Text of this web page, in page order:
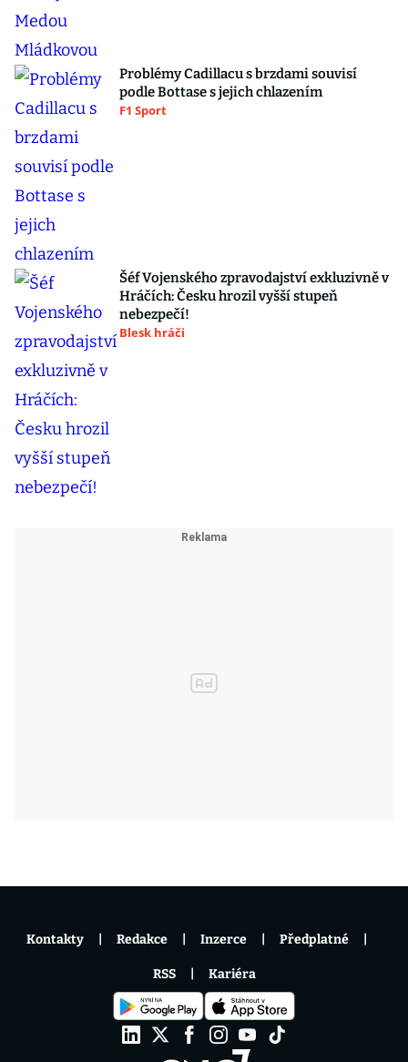
Problémy Cadillacu s brzdami souvisí
podle Bottase s jejich chlazením
F1 Sport
Šéf Vojenského zpravodajství exkluzivně v
Hráčích: Česku hrozil vyšší stupeň
nebezpečí!
Blesk hráči
Kontakty Redakce Inzerce Předplatné
RSS Kariéra